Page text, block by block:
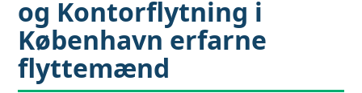
og Kontorflytning i
Københavnerfarne
flyttemænd